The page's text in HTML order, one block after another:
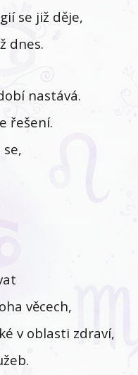
se již děje,
dnes.
nastává.
řešení.
věcech,
v oblasti zdraví,